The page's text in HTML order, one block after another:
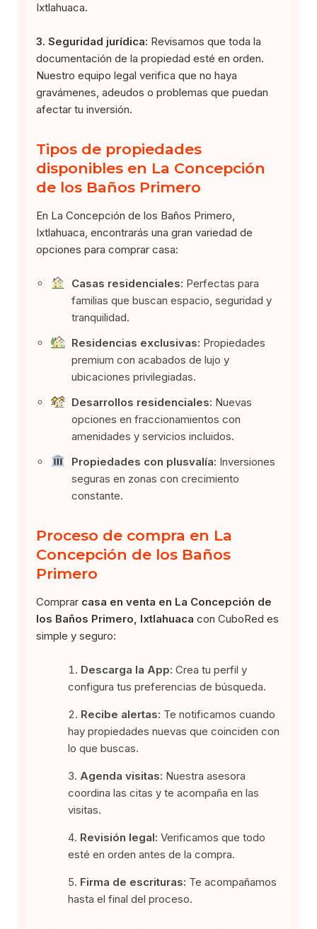
Ixtlahuaca.
3. Seguridad jurídica: Revisamos que toda la
documentación de la propiedad esté en orden.
Nuestro equipo legal verifica que no haya
gravámenes, adeudos o problemas que puedan
afectar tu inversión.
Tipos de propiedades
disponibles en La Concepción
de los Baños Primero
En La Concepción de los Baños Primero,
Ixtlahuaca, encontrarás una gran variedad de
opciones para comprar casa:
Casas residenciales: Perfectas para
familias que buscan espacio, seguridad y
tranquilidad.
Residencias exclusivas: Propiedades
premium con acabados de lujo y
ubicaciones privilegiadas.
Desarrollos residenciales: Nuevas
opciones en fraccionamientos con
amenidades y servicios incluidos.
Propiedades con plusvalía: Inversiones
seguras en zonas con crecimiento
constante.
Proceso de compra en La
Concepción de los Baños
Primero
Comprar casa en venta en La Concepción de
los Baños Primero, Ixtlahuaca con CuboRed es
simple y seguro:
Descarga la App: Crea tu perfil y
configura tus preferencias de búsqueda.
Recibe alertas: Te notificamos cuando
hay propiedades nuevas que coinciden con
lo que buscas.
Agenda visitas: Nuestra asesora
coordina las citas y te acompaña en las
visitas.
Revisión legal: Verificamos que todo
esté en orden antes de la compra.
Firma de escrituras: Te acompañamos
hasta el final del proceso.